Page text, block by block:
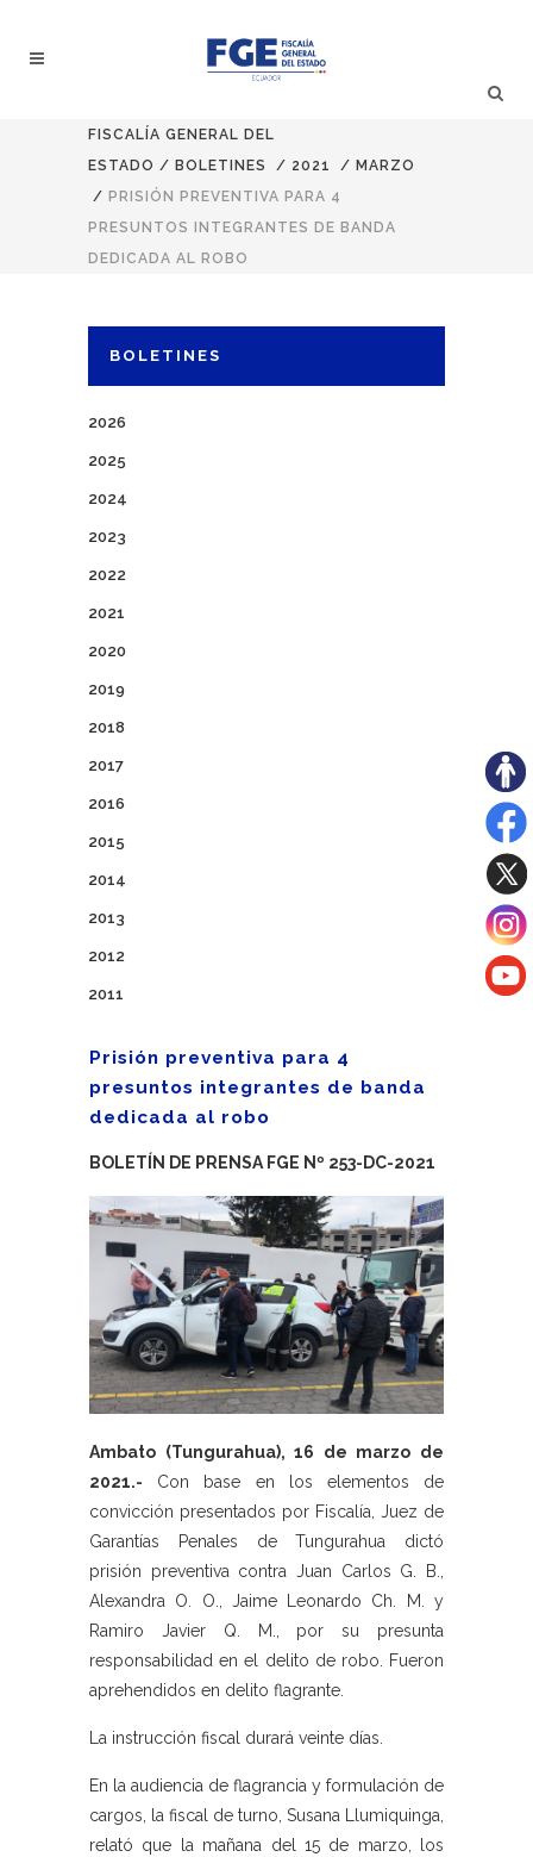
FISCALÍA GENERAL DEL
ESTADO / BOLETINES / 2021 / MARZO
/ PRISIÓN PREVENTIVA PARA 4
PRESUNTOS INTEGRANTES DE BANDA
DEDICADA AL ROBO
BOLETINES
2026
2025
2024
2023
2022
2021
2020
2019
2018
2017
2016
2015
2014
2013
2012
2011
Prisión preventiva para 4
presuntos integrantes de banda
dedicada al robo
BOLETÍN DE PRENSA FGE Nº 253-DC-2021
Ambato (Tungurahua), 16 de marzo de
2021.- Con base en los elementos de
convicción presentados por Fiscalía, Juez de
Garantías Penales de Tungurahua dictó
prisión preventiva contra Juan Carlos G. B.,
Alexandra O. O., Jaime Leonardo Ch. M. y
Ramiro Javier Q. M., por su presunta
responsabilidad en el delito de robo. Fueron
aprehendidos en delito flagrante.
La instrucción fiscal durará veinte días.
En la audiencia de flagrancia y formulación de
cargos, la fiscal de turno, Susana Llumiquinga,
relató que la mañana del 15 de marzo, los